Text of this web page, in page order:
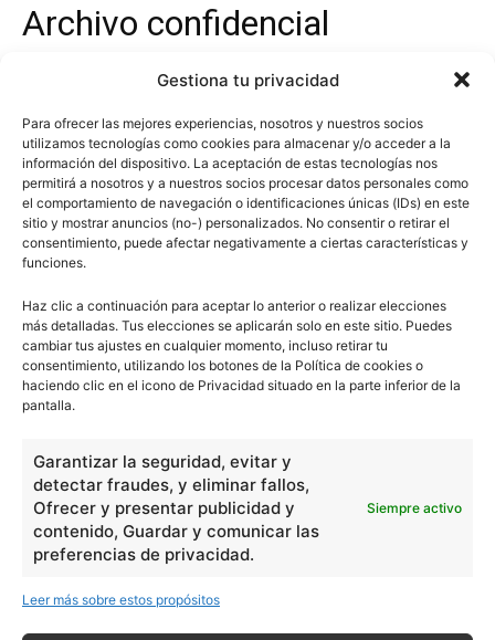
Gestiona tu privacidad
Para ofrecer las mejores experiencias, nosotros y nuestros socios
utilizamos tecnologías como cookies para almacenar y/o acceder a la
información del dispositivo. La aceptación de estas tecnologías nos
permitirá a nosotros y a nuestros socios procesar datos personales como
el comportamiento de navegación o identificaciones únicas (IDs) en este
sitio y mostrar anuncios (no-) personalizados. No consentir o retirar el
consentimiento, puede afectar negativamente a ciertas características y
funciones.
Haz clic a continuación para aceptar lo anterior o realizar elecciones
más detalladas. Tus elecciones se aplicarán solo en este sitio. Puedes
cambiar tus ajustes en cualquier momento, incluso retirar tu
consentimiento, utilizando los botones de la Política de cookies o
haciendo clic en el icono de Privacidad situado en la parte inferior de la
pantalla.
Garantizar la seguridad, evitar y
detectar fraudes, y eliminar fallos,
Ofrecer y presentar publicidad y
contenido, Guardar y comunicar las
preferencias de privacidad.
Siempre activo
Leer más sobre estos propósitos
Archivo confidencial
Para el historiador Keith Jeffery,la lista de los agentes
incluye algunos nombres del MI6 (acrónimo de
Inteligencia Militar, Sección 6, de la CIA en el Reino
Unido), como Wilfred ‘Biffy’ Dunderdale, jefe de la oficina
la organización en París, y Pieter Tazelaar. Esto se
muestra en MI6: The History of the Secret Intelligence
los archivos de la agencia británica, desde su creación en
1909 hasta poco después del final de la Segunda Guerra
Mundial.
familiares para los aficionados de James Bond. Como
describe la llegada de Pieter Tazelaar a una playa en los
Países Bajos, entonces ocupada por el ejército alemán,
con un esmoquin, impecable bajo el traje de neopreno. Al
en Goldfinger lanzado en 1959 y llevada a la pantalla en
1964. ‘Los espías de la vida real son mucho más